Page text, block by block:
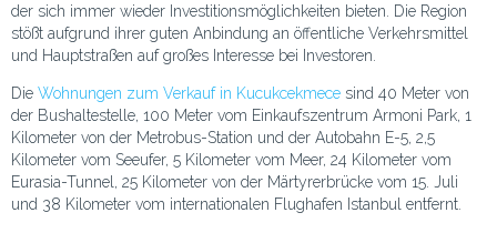
der sich immer wieder Investitionsmöglichkeiten bieten. Die Region
stößt aufgrund ihrer guten Anbindung an öffentliche Verkehrsmittel
und Hauptstraßen auf großes Interesse bei Investoren.
Die Wohnungen zum Verkauf in Kucukcekmece sind 40 Meter von
der Bushaltestelle, 100 Meter vom Einkaufszentrum Armoni Park, 1
Kilometer von der Metrobus-Station und der Autobahn E-5, 2,5
Kilometer vom Seeufer, 5 Kilometer vom Meer, 24 Kilometer vom
Eurasia-Tunnel, 25 Kilometer von der Märtyrerbrücke vom 15. Juli
und 38 Kilometer vom internationalen Flughafen Istanbul entfernt.